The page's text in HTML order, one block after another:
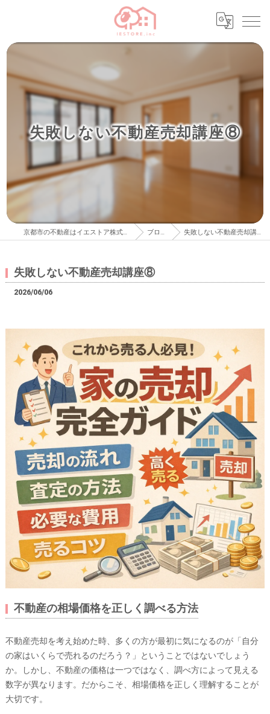
失敗しない不動産売却講座⑧
京都市の不動産はイエストア株式会社 ブログ 失敗しない不動産売却講座⑧
失敗しない不動産売却講座⑧
2026/06/06
不動産の相場価格を正しく調べる方法
不動産売却を考え始めた時、多くの方が最初に気になるのが「自分
の家はいくらで売れるのだろう？」ということではないでしょう
か。しかし、不動産の価格は一つではなく、調べ方によって見える
数字が異なります。だからこそ、相場価格を正しく理解することが
大切です。